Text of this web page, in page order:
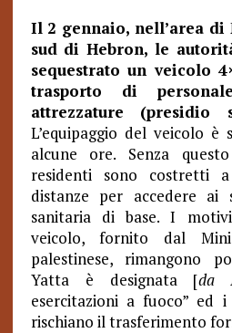
Il 2 gennaio, nell’area di
sud di Hebron, le
sequestrato un veicolo
trasporto di
attrezzature (presidio
L’equipaggio del veicolo
alcune ore. Senza
residenti sono costretti
distanze per accedere ai
sanitaria di base. I
veicolo, fornito dal
palestinese, rimangono
Yatta è designata [da
esercitazioni a fuoco” ed
rischiano il trasferimento